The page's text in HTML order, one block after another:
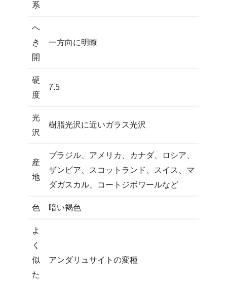
系
へ
き
開
一方向に明瞭
硬
度
7.5
光
沢
樹脂光沢に近いガラス光沢
産
地
ブラジル、アメリカ、カナダ、ロシア、
ザンビア、スコットランド、スイス、マ
ダガスカル、コートジボワールなど
色 暗い褐色
よ
く
似
た
アンダリュサイトの変種